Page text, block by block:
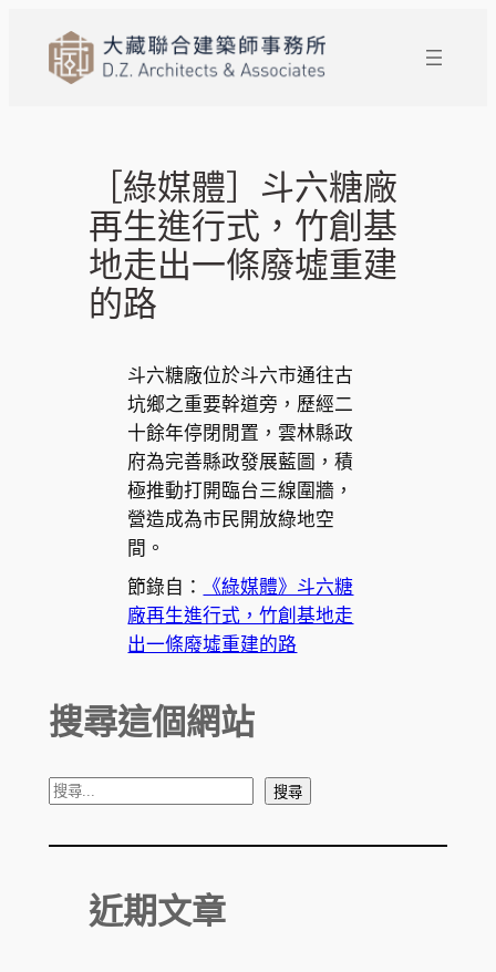
［綠媒體］斗六糖廠
再生進行式，竹創基
地走出一條廢墟重建
的路
斗六糖廠位於斗六市通往古
坑鄉之重要幹道旁，歷經二
十餘年停閉閒置，雲林縣政
府為完善縣政發展藍圖，積
極推動打開臨台三線圍牆，
營造成為市民開放綠地空
間。
節錄自：
《綠媒體》斗六糖
廠再生進行式，竹創基地走
出一條廢墟重建的路
搜尋這個網站
搜
搜尋
近期文章